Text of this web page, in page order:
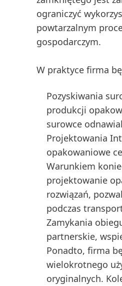
ograniczyć
powtarzalnym
gospodarczym.
W praktyce firma
Pozyskiwania
produkcji
surowce
Projektowania
opakowaniowe
Warunkiem
projektowanie
rozwiązań,
podczas
Zamykania
partnerskie,
Ponadto, firma
wielokrotnego
oryginalnych.